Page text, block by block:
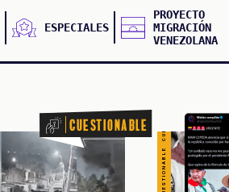
ESPECIALES
PROYECTO
MIGRACIÓN
VENEZOLANA
Cuestionable